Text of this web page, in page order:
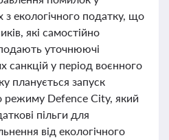
з екологічного податку, що
які самостійно
уточнюючі
санкцій у період воєнного
планується запуск
режиму Defence City, який
пільги для
від екологічного